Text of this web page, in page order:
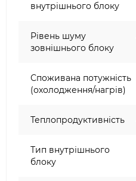
внутрішнього блоку
Рівень шуму
зовнішнього блоку
Споживана потужність
(охолодження/нагрів)
Теплопродуктивність
Тип внутрішнього
блоку